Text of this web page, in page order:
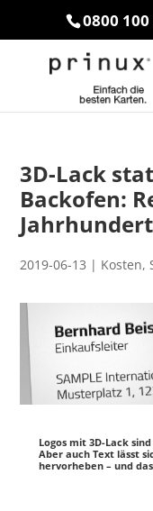
0800 100
3D-Lack
Backofen:
Jahrhundert
2019-06-13 | Kosten,
Logos mit 3D-Lack
Aber auch Text lässt
hervorheben – und